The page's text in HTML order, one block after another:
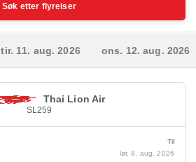
Søk etter flyreiser
tir. 11. aug. 2026 ons. 12. aug. 2026
Thai Lion Air
SL259
Til
lør. 8. aug. 2026